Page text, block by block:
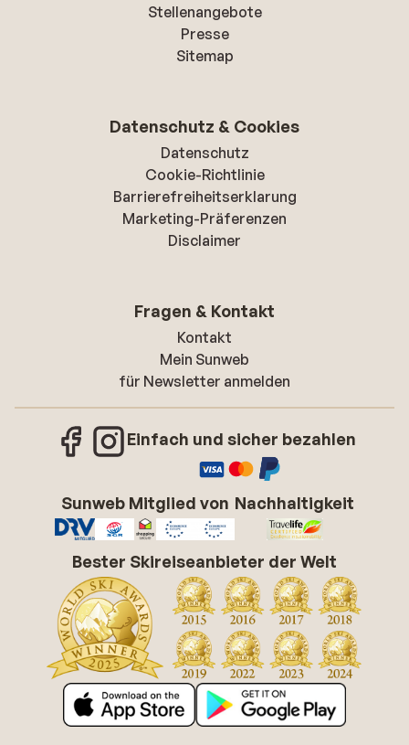
Stellenangebote
Presse
Sitemap
Datenschutz & Cookies
Datenschutz
Cookie-Richtlinie
Barrierefreiheitserklarung
Marketing-Präferenzen
Disclaimer
Fragen & Kontakt
Kontakt
Mein Sunweb
für Newsletter anmelden
Einfach und sicher bezahlen
Sunweb Mitglied von Nachhaltigkeit
Bester Skireiseanbieter der Welt